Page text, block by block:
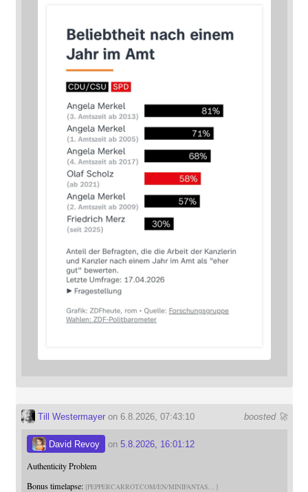
boosted 🚀
Till Westermayeron 6.8.2026, 07:43:10
David Revoy on 5.8.2026, 16:01:12
Authenticity Problem
Bonus timelapse: PEPPERCARROT.COM/EN/MINIFANTAS